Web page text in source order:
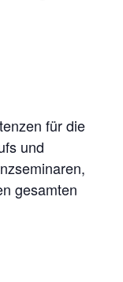
für die
und
gesamten